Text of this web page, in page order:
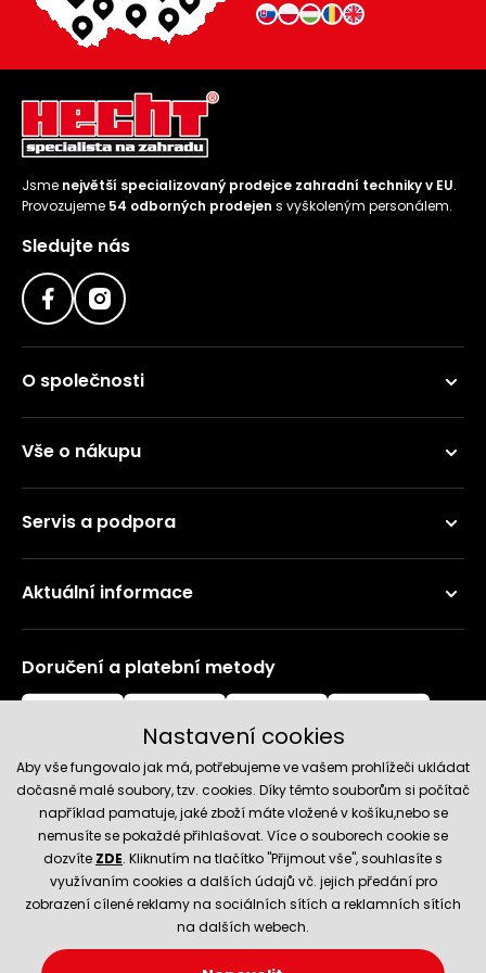
Jsme největší specializovaný prodejce zahradní techniky v EU.
Provozujeme 54 odborných prodejen s vyškoleným personálem.
Sledujte nás
O společnosti
Vše o nákupu
Servis a podpora
Aktuální informace
Doručení a platební metody
Spolehlivý obchod
Nastavení cookies
Aby vše fungovalo jak má, potřebujeme ve vašem prohlížeči ukládat
dočasně malé soubory, tzv. cookies. Díky těmto souborům si počítač
například pamatuje, jaké zboží máte vložené v košíku,nebo se
nemusíte se pokaždé přihlašovat. Více o souborech cookie se
dozvíte ZDE. Kliknutím na tlačítko "Přijmout vše", souhlasíte s
využívaním cookies a dalších údajů vč. jejich předání pro
zobrazení cílené reklamy na sociálních sítích a reklamních sítích
na dalších webech.